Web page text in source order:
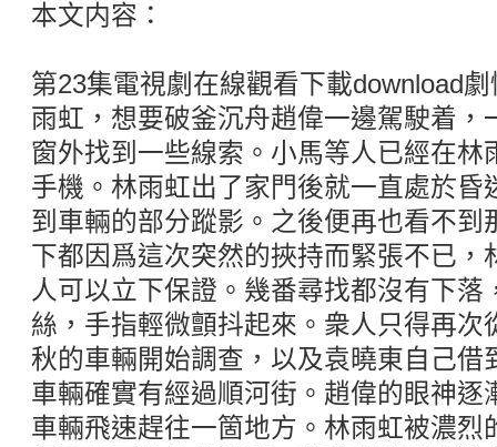
本文内容：
第23集電視劇在線觀看下載download
雨虹，想要破釜沉舟趙偉一邊駕駛着，
窗外找到一些線索。小馬等人已經在林
手機。林雨虹出了家門後就一直處於昏
到車輛的部分蹤影。之後便再也看不到
下都因爲這次突然的挾持而緊張不已，
人可以立下保證。幾番尋找都沒有下落
絲，手指輕微顫抖起來。衆人只得再次
秋的車輛開始調查，以及袁曉東自己借
車輛確實有經過順河街。趙偉的眼神逐
車輛飛速趕往一箇地方。林雨虹被濃烈